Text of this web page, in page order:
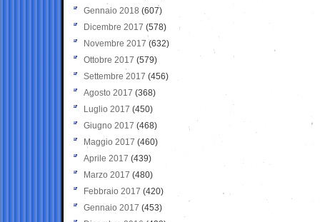
Gennaio 2018 (607)
Dicembre 2017 (578)
Novembre 2017 (632)
Ottobre 2017 (579)
Settembre 2017 (456)
Agosto 2017 (368)
Luglio 2017 (450)
Giugno 2017 (468)
Maggio 2017 (460)
Aprile 2017 (439)
Marzo 2017 (480)
Febbraio 2017 (420)
Gennaio 2017 (453)